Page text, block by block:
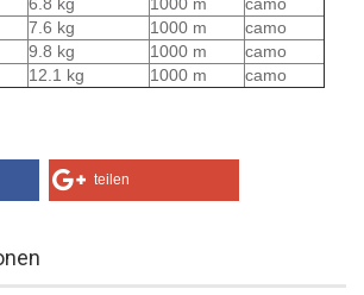
7.6 kg 1000 m
camo
9.8 kg 1000 m
camo
12.1 kg 1000 m camo
teilen